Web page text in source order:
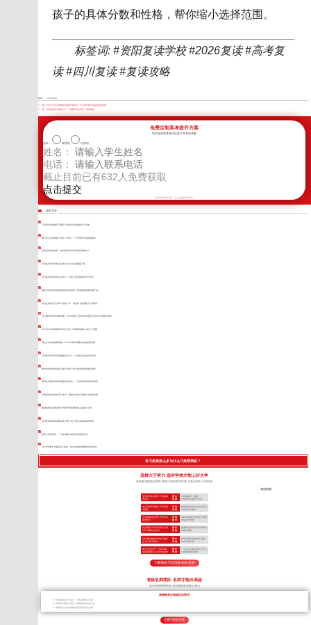
孩子的具体分数和性格，帮你缩小选择范围。
标签词: #资阳复读学校 #2026复读 #高考复
读 #四川复读 #复读攻略
标签： 2026复读
上一篇： 巴中公立复读机构到底值不值得去？2026年家长必读的选校指南
下一篇：
甘孜复读伙食费多少？一位家长踩过的坑，你别再犯
免费定制高考提升方案
您的选择将直接决定孩子高考的成败
选科： 物理组 化学组
姓名：
电话：
截止目前已有632 人免费获取
新学高考郑重承诺，以上信息将严格保密
相关文章
广安复读学校便宜不便宜？家长算清这笔账才不后悔
遂宁私立复读收费一年比一年贵？一个普通学生的真实账本
宜宾复读学校推荐：如何选择高升学率的复读机构？
甘孜高考复读学校怎么选？别让排名表格骗了你
泸州高考复读培训怎么陪？一位高三家长的真实守护手记
雅安封闭式高考复读学校值不值得拼？陪读妈妈的账本摊开说
复读生能报飞行员吗？陪读一年，我把招飞政策翻了个底朝天
乐山城区复读班选择指南：2026年高三生如何找到真正适合自己的提分路径
2026乐山高考复读学校怎么选？本地家长最关心的三个问题
南充公办复读收费明细：2026年家长需要知道的费用真相
泸州高考复读班到底能提多少分？一位老班主任的实话实说
南充复读学校到底怎么选？陪读一年才看清的那些提分细节
绵阳全日制复读班到底值不值得去？一位高四妈妈的真实感受
找绵阳复读学校别只盯名气，偏科生的提分突破口才是真命题
要报成都高考复读班？科学学情诊断如何决定提分上限
达州复读成本到底要花多少钱？高三家长必须知道的真相
新东方复读评价：一个在成都二刷高考的真实记录
2026年遂宁主城区高三复读：优等生如何突破瓶颈冲刺高分
补习机构那么多为什么只推荐我校？
选择大于努力 选对学校才能上好大学
高考备考院校分两类 深耕川考的高考学校 与其余的中小学机构
其他机构
专注高考应试教学 只招收高
考学生
招 生
范 围
小初高辅导一起做
对高考应试教学不专业
专注高考应试教学 只开设高
考课程
开 设
课 程
根据招生情况 临时决定开设
小初高任意课程
全封闭规范化管理 严抓日常
备考学习
管 理
模 式
非封闭式(或“半封闭式”)管理
非集中式管理
自主研发TLE教学系统 专利
认证 掌握核心技术
教 学
流 程
照搬同行教学流程 学到表面
依葫芦画瓢
高标准校园配套设施 设施齐
全 高考绝不将就
硬 件
设 施
作坊式课堂 硬件条件局限
很多只能将就
两个班主任带一个班加专职
的夜班老师24小时全程陪护
教 学
管 理
一个班主任老师带多个班 无
法做到精细化管理
了解我校与其他机构的差距
省级名师团队 名师才能出高徒
多年高考带班经验 全面掌握高考核心考点
授课教师必须满足的要求
带过多届高三毕业生，了解高考常见问题
对高考考纲深入研究，准确把握高考得分点
所带毕业生高考成绩优异且深受学生喜爱
立即连线名师